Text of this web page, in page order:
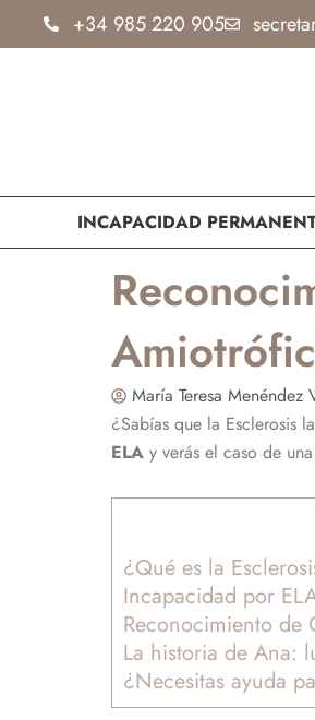
+34 985 220 905
INCAPACIDAD
María Teresa Menéndez
¿Sabías que la Esclerosis
ELA y verás el caso de
¿Qué es la
Incapacidad por
Reconocimiento de
La historia de Ana:
¿Necesitas ayuda